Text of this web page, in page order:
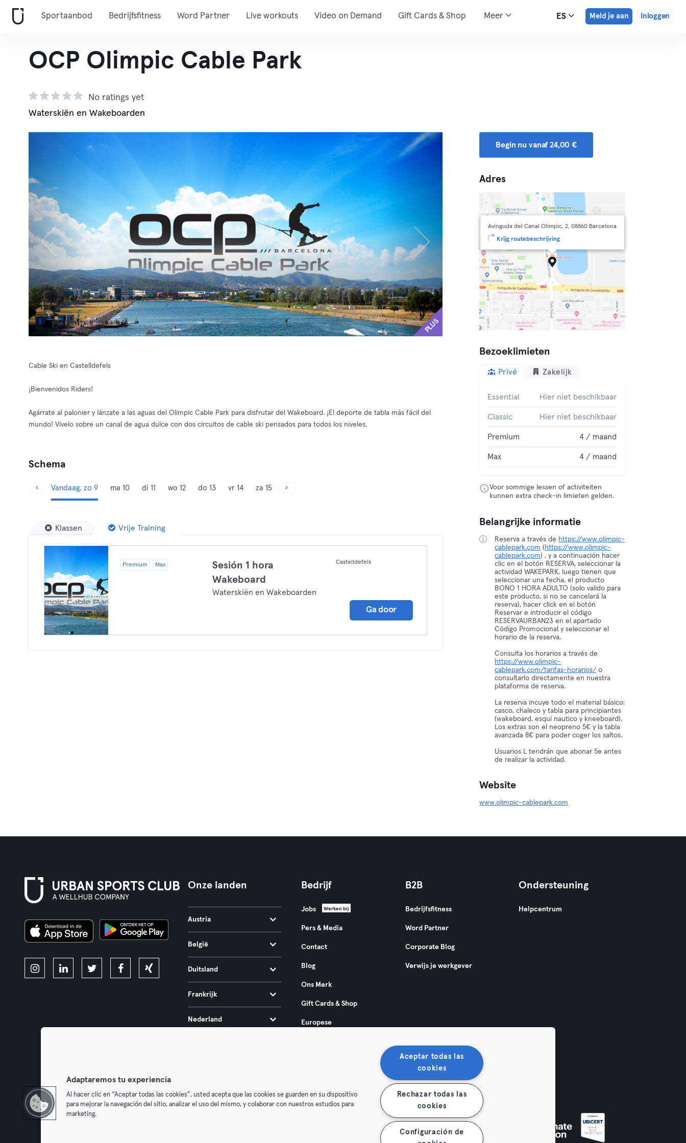
Sportaanbod Bedrijfsfitness Word Partner Live workouts Video on Demand Gift Cards & Shop Meer ES Meld je aan Inloggen
OCP Olimpic Cable Park
No ratings yet
Waterskiën en Wakeboarden
PLUS
Cable Ski en Castelldefels
¡Bienvenidos Riders!
Agárrate al palonier y lánzate a las aguas del Olimpic Cable Park para disfrutar del Wakeboard. ¡El deporte de tabla más fácil del
mundo! Vívelo sobre un canal de agua dulce con dos circuitos de cable ski pensados para todos los niveles.
Schema
Vandaag, zo 9 ma 10 di 11 wo 12 do 13 vr 14 za 15
Klassen Vrije Training
Premium Max
Sesión 1 hora
Wakeboard
Waterskiën en Wakeboarden
Castelldefels
Ga door
Begin nu vanaf 24,00 €
Adres
Avinguda del Canal Olímpic, 2, 08860 Barcelona
Krijg routebeschrijving
Bezoeklimieten
Privé Zakelijk
Essential Hier niet beschikbaar
Classic Hier niet beschikbaar
Premium 4 / maand
Max 4 / maand
Voor sommige lessen of activiteiten
kunnen extra check-in limieten gelden.
Belangrijke informatie
Reserva a través de https://www.olimpic-
cablepark.com ( https://www.olimpic-
cablepark.com) , y a continuación hacer
clic en el botón RESERVA, seleccionar la
actividad WAKEPARK, luego tienen que
seleccionar una fecha, el producto
BONO 1 HORA ADULTO (solo valido para
este producto, si no se cancelará la
reserva), hacer click en el botón
Reservar e introducir el código
RESERVAURBAN23 en el apartado
Código Promocional y seleccionar el
horario de la reserva.
Consulta los horarios a través de
https://www.olimpic-
cablepark.com/tarifas-horarios/ o
consultarlo directamente en nuestra
plataforma de reserva.
La reserva incuye todo el material básico:
casco, chaleco y tabla para principiantes
(wakeboard, esquí nautico y kneeboard).
Los extras son el neopreno 5€ y la tabla
avanzada 8€ para poder coger los saltos.
Usuarios L tendrán que abonar 5e antes
de realizar la actividad.
Website
www.olimpic-cablepark.com
Onze landen
Austria
België
Duitsland
Frankrijk
Nederland
Bedrijf
Jobs Werken bij
Pers & Media
Contact
Blog
Ons Merk
Gift Cards & Shop
Europese
B2B
Bedrijfsfitness
Word Partner
Corporate Blog
Verwijs je werkgever
Ondersteuning
Helpcentrum
Membership opzeggen
Adaptaremos tu experiencia
Al hacer clic en “Aceptar todas las cookies”, usted acepta que las cookies se guarden en su dispositivo
para mejorar la navegación del sitio, analizar el uso del mismo, y colaborar con nuestros estudios para
marketing.
Aceptar todas las
cookies
Rechazar todas las
cookies
Configuración de